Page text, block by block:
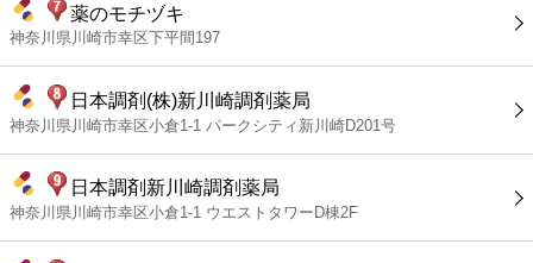
薬のモチヅキ
神奈川県川崎市幸区下平間197
日本調剤(株)新川崎調剤薬局
神奈川県川崎市幸区小倉1-1 パークシティ新川崎D201号
日本調剤新川崎調剤薬局
神奈川県川崎市幸区小倉1-1 ウエストタワーD棟2F